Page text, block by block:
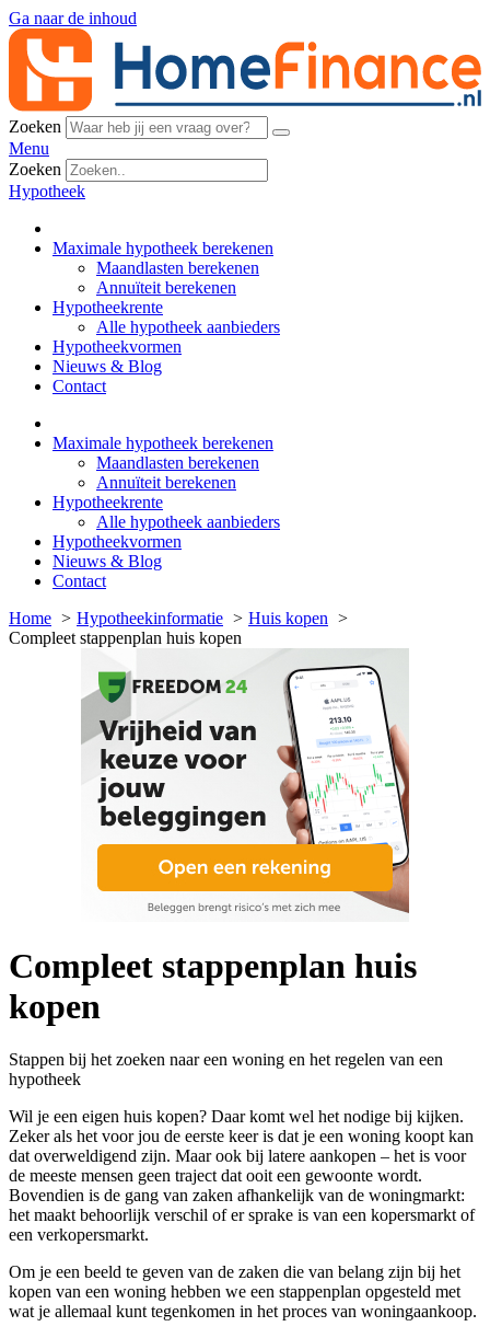
Ga naar de inhoud
Zoeken
Menu
Zoeken
Hypotheek
Maximale hypotheek berekenen
Maandlasten berekenen
Annuïteit berekenen
Hypotheekrente
Alle hypotheek aanbieders
Hypotheekvormen
Nieuws & Blog
Contact
Maximale hypotheek berekenen
Maandlasten berekenen
Annuïteit berekenen
Hypotheekrente
Alle hypotheek aanbieders
Hypotheekvormen
Nieuws & Blog
Contact
Home
Hypotheekinformatie
Huis kopen
Compleet stappenplan huis kopen
Compleet stappenplan huis
kopen
Stappen bij het zoeken naar een woning en het regelen van een
hypotheek
Wil je een eigen huis kopen? Daar komt wel het nodige bij kijken.
Zeker als het voor jou de eerste keer is dat je een woning koopt kan
dat overweldigend zijn. Maar ook bij latere aankopen – het is voor
de meeste mensen geen traject dat ooit een gewoonte wordt.
Bovendien is de gang van zaken afhankelijk van de woningmarkt:
het maakt behoorlijk verschil of er sprake is van een kopersmarkt of
een verkopersmarkt.
Om je een beeld te geven van de zaken die van belang zijn bij het
kopen van een woning hebben we een stappenplan opgesteld met
wat je allemaal kunt tegenkomen in het proces van woningaankoop.